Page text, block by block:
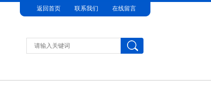
返回首页 联系我们 在线留言